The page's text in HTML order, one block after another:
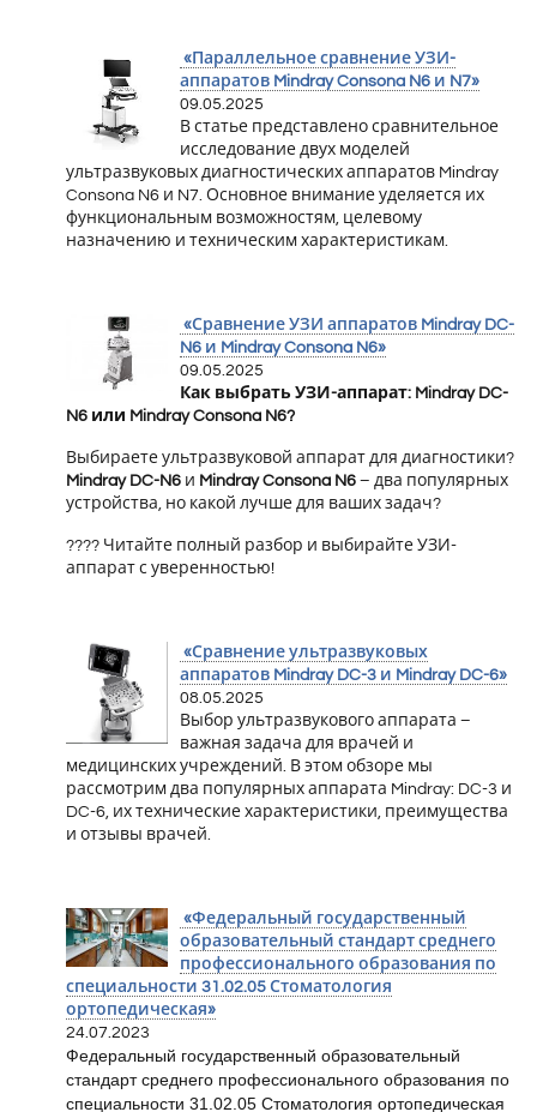
«Параллельное сравнение УЗИ-
аппаратов Mindray Consona N6 и N7»
09.05.2025
В статье представлено сравнительное
исследование двух моделей
ультразвуковых диагностических аппаратов Mindray
Consona N6 и N7. Основное внимание уделяется их
функциональным возможностям, целевому
назначению и техническим характеристикам.
«Сравнение УЗИ аппаратов Mindray DC-
N6 и Mindray Consona N6»
09.05.2025
Как выбрать УЗИ-аппарат: Mindray DC-
N6 или Mindray Consona N6?
Выбираете ультразвуковой аппарат для диагностики?
Mindray DC-N6 и Mindray Consona N6 – два популярных
устройства, но какой лучше для ваших задач?
???? Читайте полный разбор и выбирайте УЗИ-
аппарат с уверенностью!
«Сравнение ультразвуковых
аппаратов Mindray DC-3 и Mindray DC-6»
08.05.2025
Выбор ультразвукового аппарата –
важная задача для врачей и
медицинских учреждений. В этом обзоре мы
рассмотрим два популярных аппарата Mindray: DC-3 и
DC-6, их технические характеристики, преимущества
и отзывы врачей.
«Федеральный государственный
образовательный стандарт среднего
профессионального образования по
специальности 31.02.05 Стоматология
ортопедическая»
24.07.2023
Федеральный государственный образовательный
стандарт среднего профессионального образования по
специальности 31.02.05 Стоматология ортопедическая